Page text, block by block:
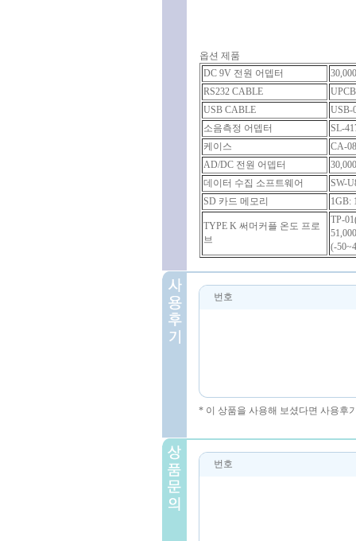
옵션 제품
DC 9V 전원 어뎁터
RS232 CABLE
USB CABLE
USB-
소음측정 어뎁터
SL-
케이스
CA-
AD/DC 전원 어뎁터
데이터 수집 소프트웨어
SW-
SD 카드 메모리
1GB:
TYPE K 써머커플 온도 프로
브
TP-
(-
번호
* 이 상품을 사용해 보셨다면 사용후
번호